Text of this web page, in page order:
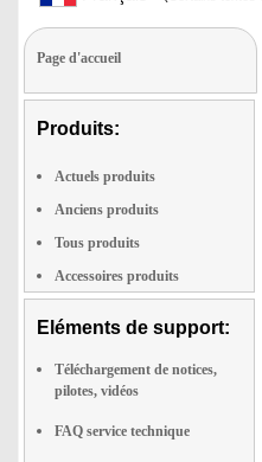
Page d'accueil
Produits:
Actuels produits
Anciens produits
Tous produits
Accessoires produits
Eléments de support:
Téléchargement de notices,
pilotes, vidéos
FAQ service technique